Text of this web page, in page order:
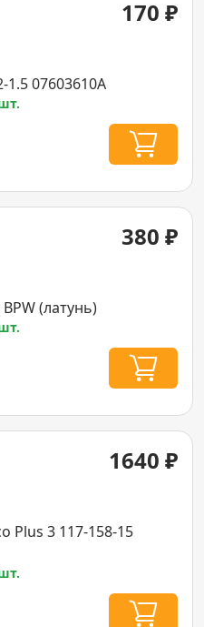
170 ₽
07603610A
380 ₽
(латунь)
1640 ₽
Plus 3 117-158-15